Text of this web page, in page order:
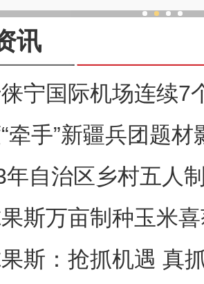
讯
宁国际机场连续7
牵手”新疆兵团题
年自治区乡村五人
开
斯万亩制种玉米
斯：抢抓机遇 真